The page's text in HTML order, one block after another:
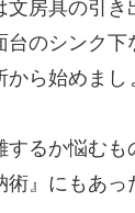
文房具の引
台のシンク
ら始めまし
するか悩む
術』にもあっ